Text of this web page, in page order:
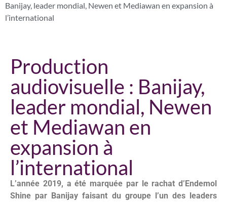
Banijay, leader mondial, Newen et Mediawan en expansion à
l’international
Production
audiovisuelle : Banijay,
leader mondial, Newen
et Mediawan en
expansion à
l’international
L’année 2019, a été marquée par le rachat d’Endemol
Shine par Banijay faisant du groupe l’un des leaders